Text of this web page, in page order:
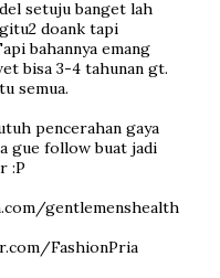
setuju banget lah
doank tapi
bahannya emang
bisa 3-4 tahunan gt.
semua.
pencerahan gaya
gue follow buat jadi
:P
gentlemenshealth
FashionPria